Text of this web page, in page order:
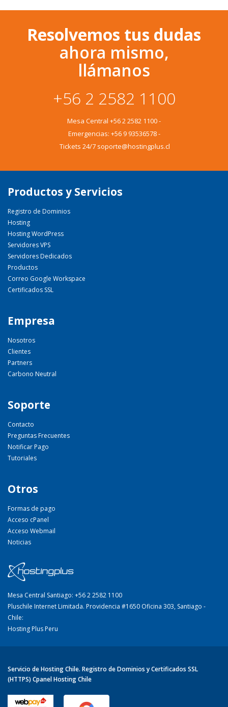
Resolvemos tus dudas
ahora mismo,
llámanos
+56 2 2582 1100
Mesa Central +56 2 2582 1100-
Emergencias: +56 9 93536578-
Tickets 24/7 soporte@hostingplus.cl
Productos y Servicios
Registro de Dominios
Hosting
Hosting WordPress
Servidores VPS
Servidores Dedicados
Productos
Correo Google Workspace
Certificados SSL
Empresa
Nosotros
Clientes
Partners
Carbono Neutral
Soporte
Contacto
Preguntas Frecuentes
Notificar Pago
Tutoriales
Otros
Formas de pago
Acceso cPanel
Acceso Webmail
Noticias
Mesa Central Santiago: +56 2 2582 1100
Pluschile Internet Limitada. Providencia #1650 Oficina 303, Santiago -
Chile:
Hosting Plus Peru
Servicio de Hosting Chile. Registro de Dominios y Certificados SSL
(HTTPS) Cpanel Hosting Chile